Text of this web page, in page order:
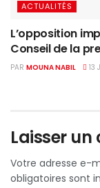
ACTUALITÉS
L’opposition
Conseil de la
PAR MOUNA NABIL 13
Laisser
Votre adresse e-
obligatoires sont